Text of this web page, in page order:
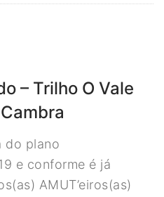
– Trilho O Vale
do plano
e conforme é já
AMUT’eiros(as)